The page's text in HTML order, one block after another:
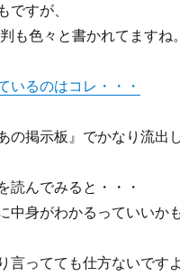
ですが、
も色々と書かれてますね。
いるのはコレ・・・
の掲示板』でかなり流出
読んでみると・・・
中身がわかるっていいか
言ってても仕方ないですよ